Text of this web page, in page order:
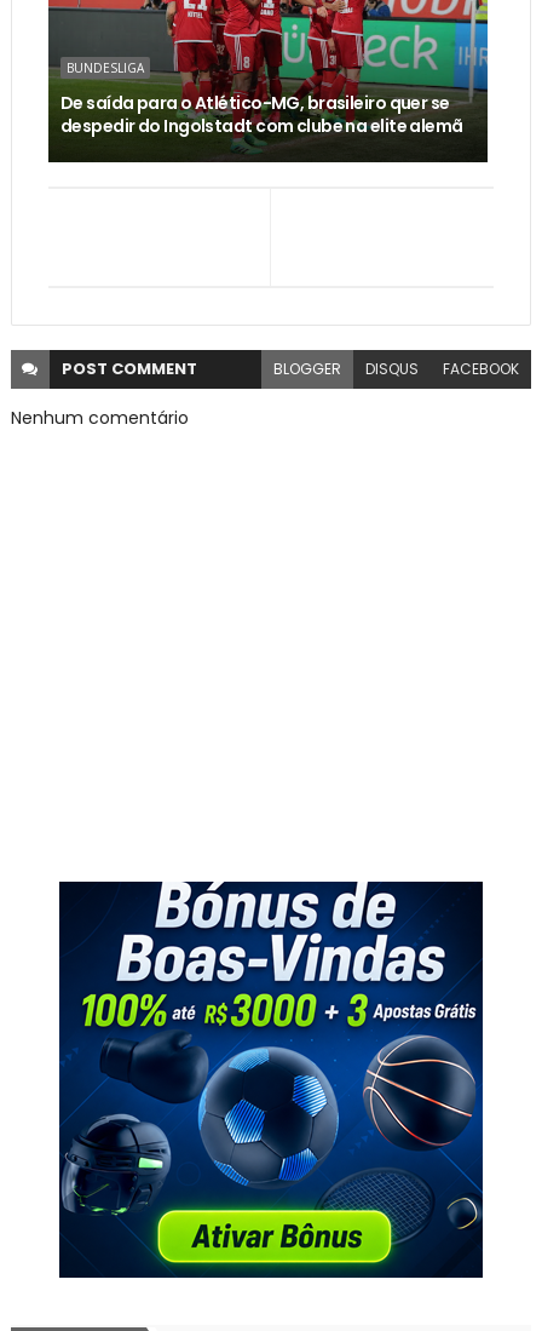
BUNDESLIGA
De saída para o Atlético-MG, brasileiro quer se
despedir do Ingolstadt com clube na elite alemã
POST COMMENT BLOGGER DISQUS FACEBOOK
Nenhum comentário